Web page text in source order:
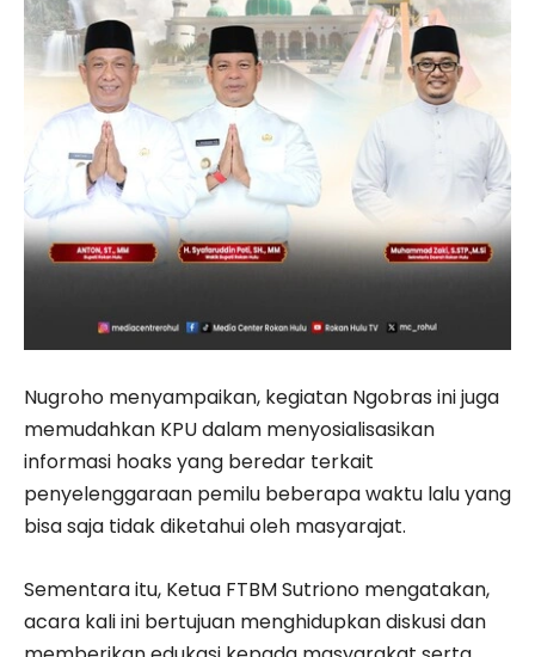
Nugroho menyampaikan, kegiatan Ngobras ini juga
memudahkan KPU dalam menyosialisasikan
informasi hoaks yang beredar terkait
penyelenggaraan pemilu beberapa waktu lalu yang
bisa saja tidak diketahui oleh masyarajat.
Sementara itu, Ketua FTBM Sutriono mengatakan,
acara kali ini bertujuan menghidupkan diskusi dan